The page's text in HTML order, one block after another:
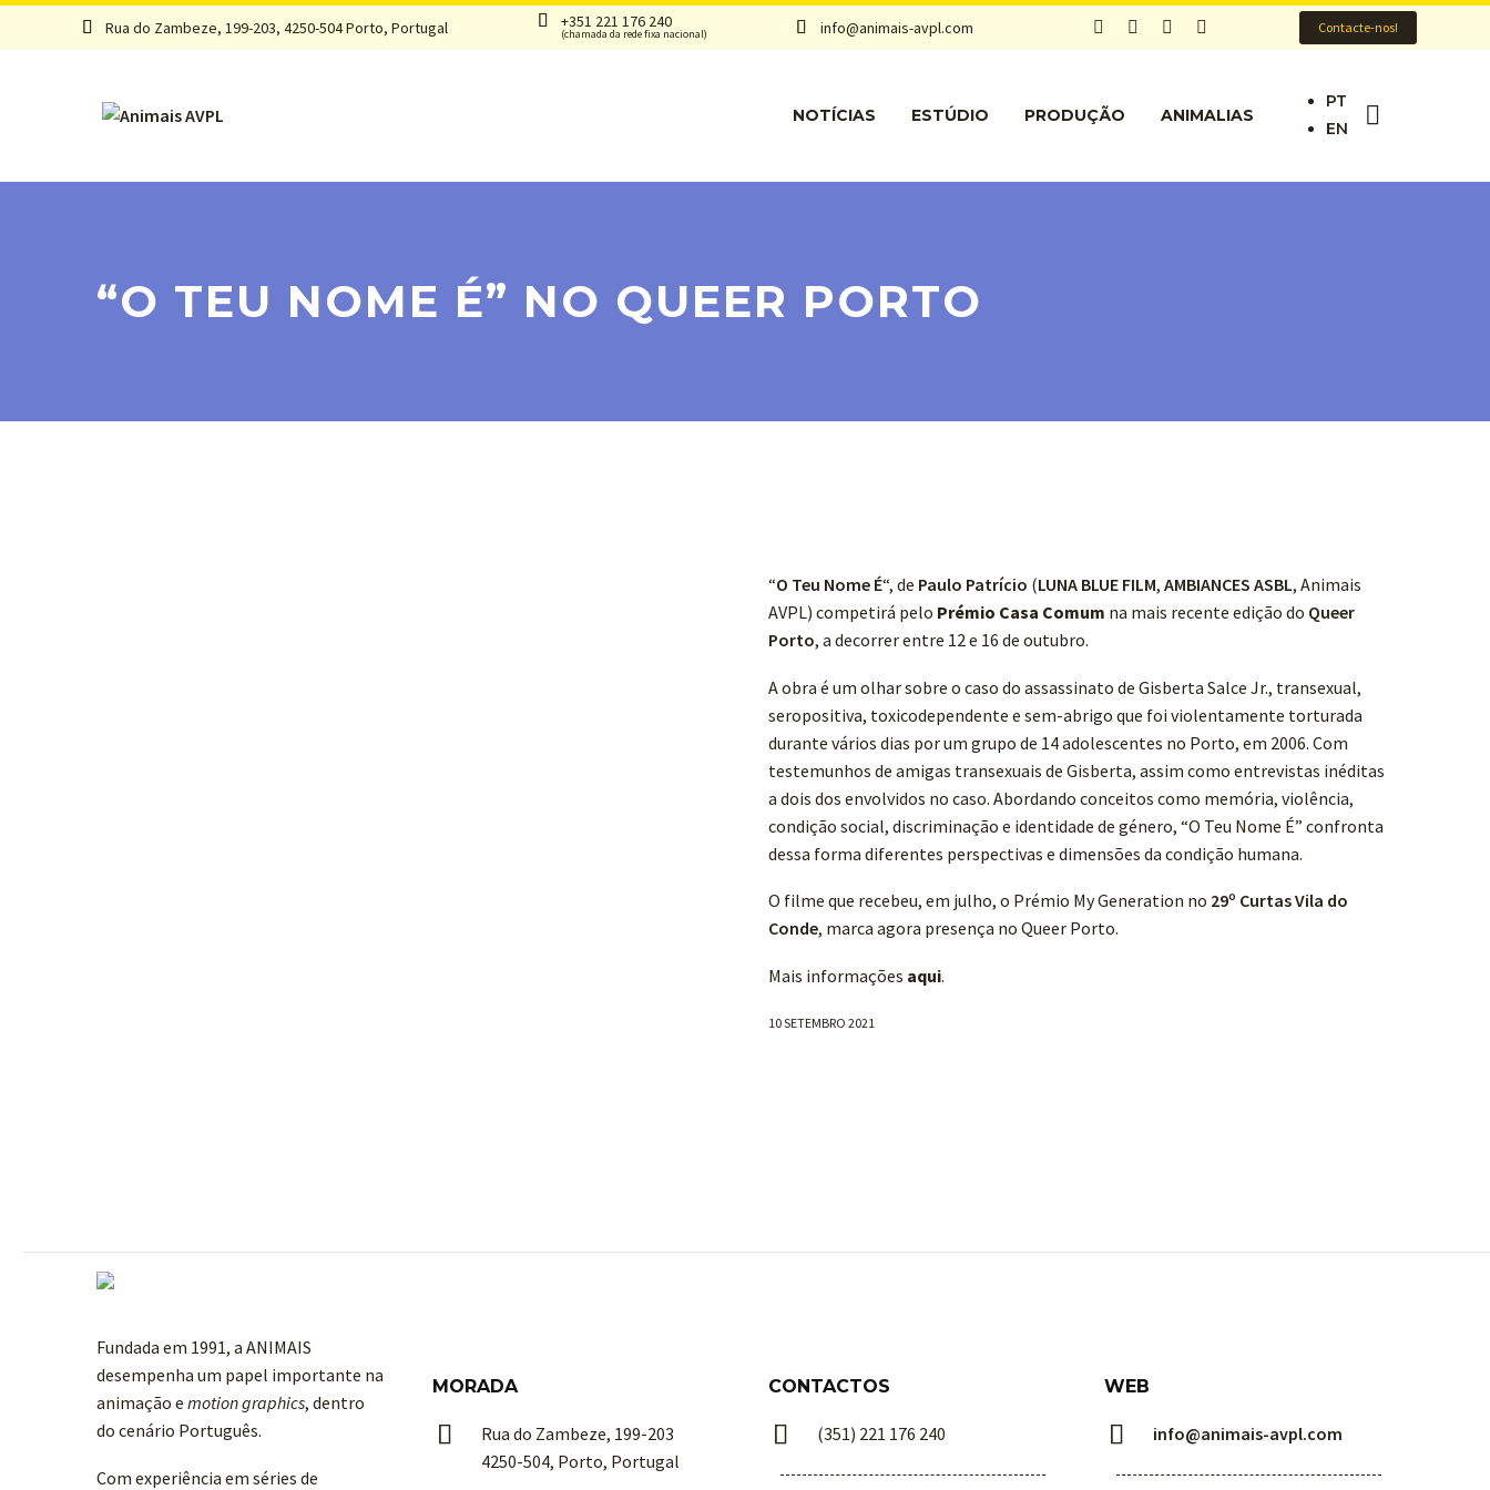

 Rua do Zambeze, 199-203, 4250-504 Porto, Portugal 
 +351 221 176 240
(chamada da rede fixa nacional) 
 info@animais-avpl.com Contacte-nos!
NOTÍCIAS ESTÚDIO PRODUÇÃO ANIMALIAS
PT
EN
“O TEU NOME É” NO QUEER PORTO
“O Teu Nome É“, de Paulo Patrício (LUNA BLUE FILM, AMBIANCES ASBL, Animais
AVPL) competirá pelo Prémio Casa Comum na mais recente edição do Queer
Porto, a decorrer entre 12 e 16 de outubro.
A obra é um olhar sobre o caso do assassinato de Gisberta Salce Jr., transexual,
seropositiva, toxicodependente e sem-abrigo que foi violentamente torturada
durante vários dias por um grupo de 14 adolescentes no Porto, em 2006. Com
testemunhos de amigas transexuais de Gisberta, assim como entrevistas inéditas
a dois dos envolvidos no caso. Abordando conceitos como memória, violência,
condição social, discriminação e identidade de género, “O Teu Nome É” confronta
dessa forma diferentes perspectivas e dimensões da condição humana.
O filme que recebeu, em julho, o Prémio My Generation no 29º Curtas Vila do
Conde, marca agora presença no Queer Porto.
Mais informações aqui.
10 SETEMBRO 2021
Fundada em 1991, a ANIMAIS
desempenha um papel importante na
animação e motion graphics, dentro
do cenário Português.
Com experiência em séries de
MORADA


Rua do Zambeze, 199-203
4250-504, Porto, Portugal
CONTACTOS

 (351) 221 176 240
WEB

 info@animais-avpl.com